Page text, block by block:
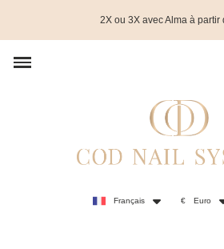
2X ou 3X avec Alma à partir
Français € Euro